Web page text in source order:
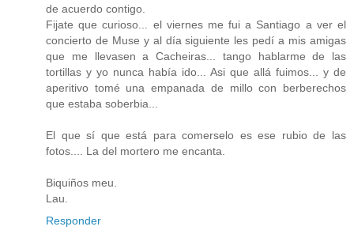
de acuerdo contigo.
Fijate que curioso... el viernes me fui a Santiago a ver el
concierto de Muse y al día siguiente les pedí a mis amigas
que me llevasen a Cacheiras... tango hablarme de las
tortillas y yo nunca había ido... Asi que allá fuimos... y de
aperitivo tomé una empanada de millo con berberechos
que estaba soberbia...
El que sí que está para comerselo es ese rubio de las
fotos.... La del mortero me encanta.
Biquiños meu.
Lau.
Responder